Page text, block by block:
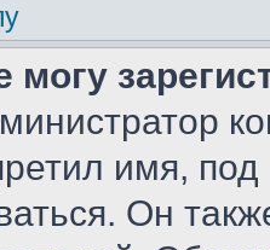
могу
имя,
Он